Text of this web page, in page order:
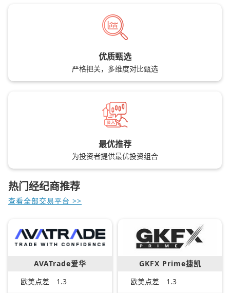
优质甄选
严格把关，多维度对比甄选
最优推荐
为投资者提供最优投资组合
热门经纪商推荐
查看全部交易平台 >>
AVATrade爱华
欧美点差
1.3
GKFX Prime捷凯
欧美点差
1.3